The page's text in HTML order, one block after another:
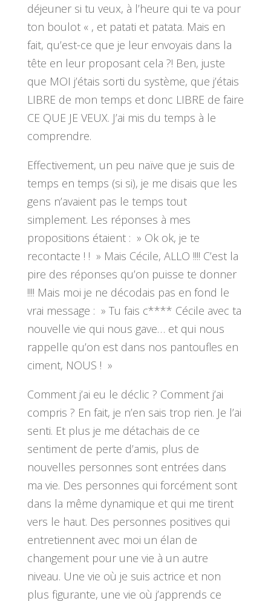
déjeuner si tu veux, à l’heure qui te va pour
ton boulot « , et patati et patata. Mais en
fait, qu’est-ce que je leur envoyais dans la
tête en leur proposant cela ?! Ben, juste
que MOI j’étais sorti du système, que j’étais
LIBRE de mon temps et donc LIBRE de faire
CE QUE JE VEUX. J’ai mis du temps à le
comprendre.
Effectivement, un peu naïve que je suis de
temps en temps (si si), je me disais que les
gens n’avaient pas le temps tout
simplement. Les réponses à mes
propositions étaient : » Ok ok, je te
recontacte ! ! » Mais Cécile, ALLO !!!! C’est la
pire des réponses qu’on puisse te donner
!!!! Mais moi je ne décodais pas en fond le
vrai message : » Tu fais c**** Cécile avec ta
nouvelle vie qui nous gave… et qui nous
rappelle qu’on est dans nos pantoufles en
ciment, NOUS ! »
Comment j’ai eu le déclic ? Comment j’ai
compris ? En fait, je n’en sais trop rien. Je l’ai
senti. Et plus je me détachais de ce
sentiment de perte d’amis, plus de
nouvelles personnes sont entrées dans
ma vie. Des personnes qui forcément sont
dans la même dynamique et qui me tirent
vers le haut. Des personnes positives qui
entretiennent avec moi un élan de
changement pour une vie à un autre
niveau. Une vie où je suis actrice et non
plus figurante, une vie où j’apprends ce